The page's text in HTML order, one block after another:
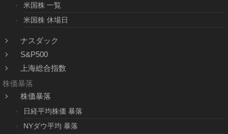
米国株 一覧
米国株 休場日
ナスダック
S&P500
上海総合指数
株価暴落
株価暴落
日経平均株価 暴落
NYダウ平均 暴落